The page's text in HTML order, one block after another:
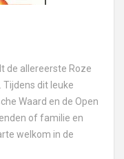
de allereerste Roze
Tijdens dit leuke
Waard en de Open
of familie en
welkom in de